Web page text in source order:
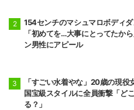
154センチのマシュマロボディ
「初めてを…大事にとってたか
ン男性にアピール
「すごい水着やな」20歳の現役
国宝級スタイルに全員衝撃「ど
る？」